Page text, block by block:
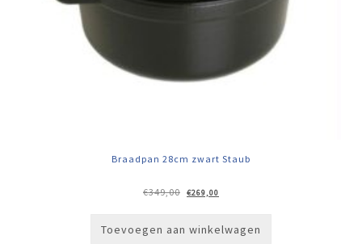
Braadpan 28cm zwart Staub
€349,00
Oorspronkelijke
prijs
€269,00
prijs
Toevoegen aan winkelwagen